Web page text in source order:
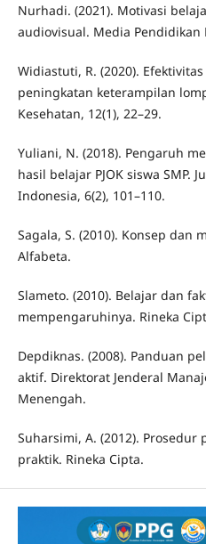
Nurhadi. (2021). Motivasi
audiovisual. Media Pendidikan
Widiastuti, R. (2020).
peningkatan keterampilan
Kesehatan, 12(1), 22–29.
Yuliani, N. (2018). Pengaruh
hasil belajar PJOK siswa SMP.
Indonesia, 6(2), 101–110.
Sagala, S. (2010). Konsep dan
Alfabeta.
Slameto. (2010). Belajar dan
mempengaruhinya. Rineka
Depdiknas. (2008). Panduan
aktif. Direktorat Jenderal
Menengah.
Suharsimi, A. (2012).
praktik. Rineka Cipta.